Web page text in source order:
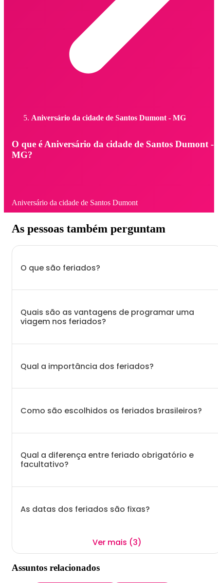
Aniversário da cidade de Santos Dumont - MG
O que é Aniversário da cidade de Santos Dumont -
MG?
Aniversário da cidade de Santos Dumont
As pessoas também perguntam
O que são feriados?
Quais são as vantagens de programar uma
viagem nos feriados?
Qual a importância dos feriados?
Como são escolhidos os feriados brasileiros?
Qual a diferença entre feriado obrigatório e
facultativo?
As datas dos feriados são fixas?
Ver mais (3)
Assuntos relacionados